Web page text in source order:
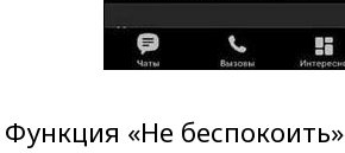
Функция «Не беспокоить»